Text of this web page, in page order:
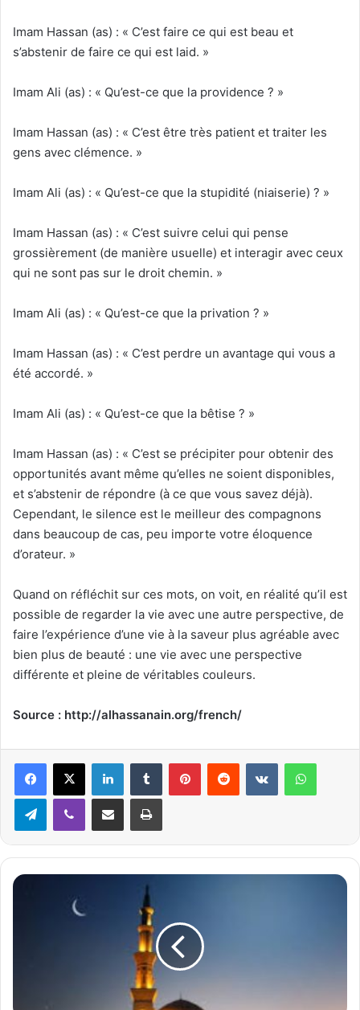
Imam Hassan (as) : « C’est faire ce qui est beau et
s’abstenir de faire ce qui est laid. »
Imam Ali (as) : « Qu’est-ce que la providence ? »
Imam Hassan (as) : « C’est être très patient et traiter les
gens avec clémence. »
Imam Ali (as) : « Qu’est-ce que la stupidité (niaiserie) ? »
Imam Hassan (as) : « C’est suivre celui qui pense
grossièrement (de manière usuelle) et interagir avec ceux
qui ne sont pas sur le droit chemin. »
Imam Ali (as) : « Qu’est-ce que la privation ? »
Imam Hassan (as) : « C’est perdre un avantage qui vous a
été accordé. »
Imam Ali (as) : « Qu’est-ce que la bêtise ? »
Imam Hassan (as) : « C’est se précipiter pour obtenir des
opportunités avant même qu’elles ne soient disponibles,
et s’abstenir de répondre (à ce que vous savez déjà).
Cependant, le silence est le meilleur des compagnons
dans beaucoup de cas, peu importe votre éloquence
d’orateur. »
Quand on réfléchit sur ces mots, on voit, en réalité qu’il est
possible de regarder la vie avec une autre perspective, de
faire l’expérience d’une vie à la saveur plus agréable avec
bien plus de beauté : une vie avec une perspective
différente et pleine de véritables couleurs.
Source : http://alhassanain.org/french/
Telegram
L